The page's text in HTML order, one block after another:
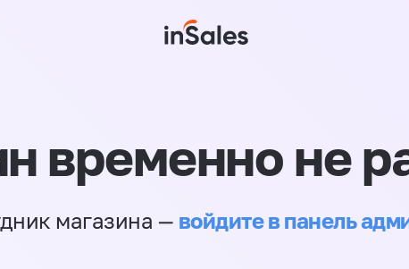
временно не
магазина — войдите в панель